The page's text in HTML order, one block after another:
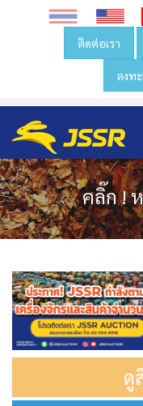
ติดต่อเรา
ลงท
คลิ๊ก !
ดู